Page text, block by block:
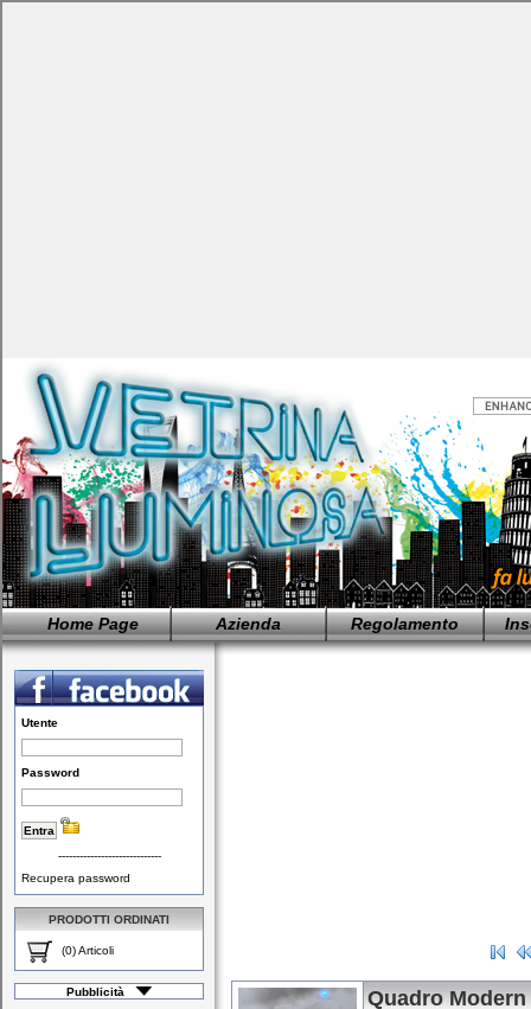
Home Page Azienda Regolamento
Utente
Password
-----------------------------
Recupera password
PRODOTTI ORDINATI
(0) Articoli
Pubblicità
Quadro Modern